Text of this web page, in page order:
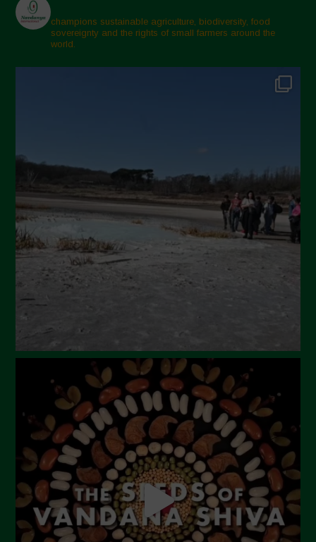
Marzo 2025
Febbraio 2025
Gennaio 2025
Settembre 2024
Luglio 2024
Maggio 2024
Aprile 2024
Marzo 2024
Febbraio 2024
Ottobre 2023
Settembre 2023
Agosto 2023
Luglio 2023
Giugno 2023
Maggio 2023
Aprile 2023
champions sustainable agriculture, biodiversity, food
sovereignty and the rights of small farmers around the
world.